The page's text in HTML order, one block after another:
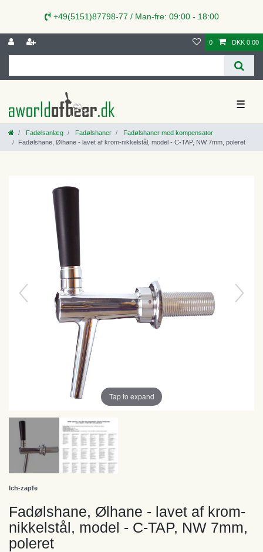
+49(5151)87798-77 / Man-fre: 09:00 - 18:00
0 DKK 0.00
☰
Fadølsanlæg Fadølshaner
Fadølshaner med kompensator
Fadølshane, Ølhane - lavet af krom-nikkelstål, model - C-TAP, NW 7mm, poleret
Tap to expand
Ich-zapfe
Fadølshane, Ølhane - lavet af krom-
nikkelstål, model - C-TAP, NW 7mm,
poleret